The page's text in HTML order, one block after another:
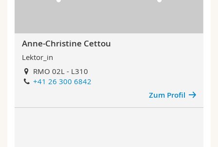
Anne-Christine Cettou
Lektor_in
RMO 02L - L310
+41 26 300 6842
Zum Profil